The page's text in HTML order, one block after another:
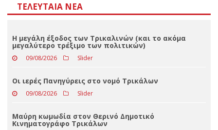
ΤΕΛΕΥΤΑΊΑ ΝΈΑ
Η μεγάλη έξοδος των Τρικαλινών (και το ακόμα
μεγαλύτερο τρέξιμο των πολιτικών)
Οι ιερές Πανηγύρεις στο νομό Τρικάλων